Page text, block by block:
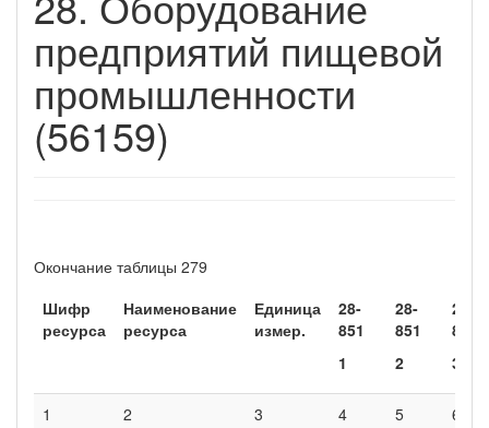
предприятий пищевой
промышленности
(56159)
Окончание таблицы 279
Шифр
ресурса
Наименование
ресурса
Единица
измер.
28-
851
1
28-
851
2
28-
851
3
1 2 3 4 5 6